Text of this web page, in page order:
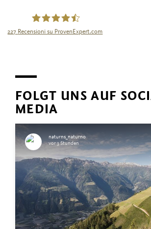
227 Recensioni su ProvenExpert.com
FOLGT UNS AUF
MEDIA
naturns_naturno
vor 3 Stunden